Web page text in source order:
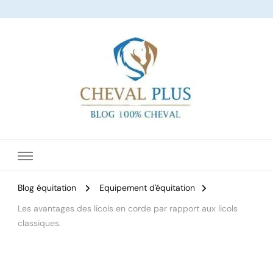
Blog équitation
Equipement d'équitation
Les avantages des licols en corde par rapport aux licols
classiques.